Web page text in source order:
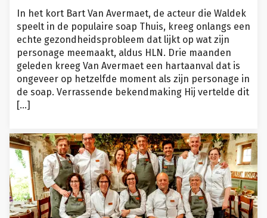
In het kort Bart Van Avermaet, de acteur die Waldek
speelt in de populaire soap Thuis, kreeg onlangs een
echte gezondheidsprobleem dat lijkt op wat zijn
personage meemaakt, aldus HLN. Drie maanden
geleden kreeg Van Avermaet een hartaanval dat is
ongeveer op hetzelfde moment als zijn personage in
de soap. Verrassende bekendmaking Hij vertelde dit
[…]